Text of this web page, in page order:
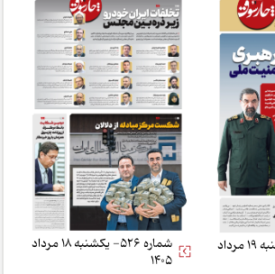
شماره 527- دوشنبه 19 مرداد
شماره 526- یکشنبه 18 مرداد
1405